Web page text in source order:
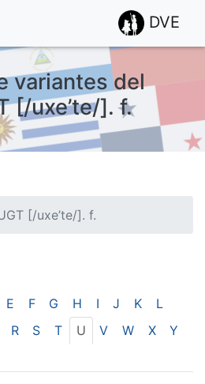
DVE
variantes del
[/uxe’te/]. f.
[/uxe’te/]. f.
E F G H I J K
L
R S T U V W X
Y